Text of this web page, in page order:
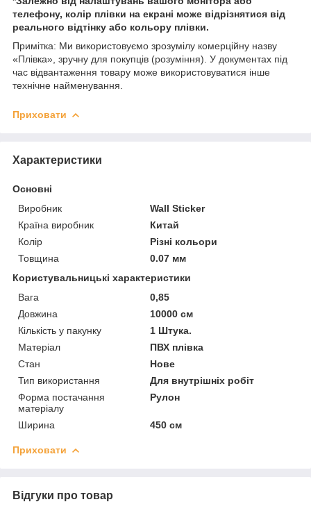
телефону, колір плівки на екрані може відрізнятися від
реального відтінку або кольору плівки.
Примітка: Ми використовуємо зрозумілу комерційну назву
«Плівка», зручну для покупців (розуміння). У документах під
час відвантаження товару може використовуватися інше
технічне найменування.
Приховати
Характеристики
Основні
Виробник
Wall Sticker
Країна виробник
Китай
Колір
Різні кольори
Товщина
0.07 мм
Користувальницькі характеристики
Вага
0,85
Довжина
10000 см
Кількість у пакунку
1 Штука.
Матеріал
ПВХ плівка
Стан
Нове
Тип використання
Для внутрішніх робіт
Форма постачання
матеріалу
Рулон
Ширина 450 см
Приховати
Відгуки про товар